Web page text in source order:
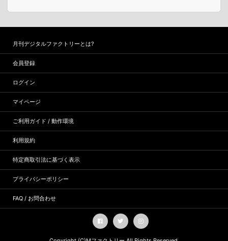
月刊デジタルファクトリーとは?
会員登録
ログイン
マイページ
ご利用ガイド / 動作環境
利用規約
特定商取引法に基づく表示
プライバシーポリシー
FAQ / お問合わせ